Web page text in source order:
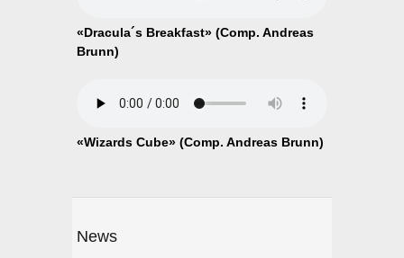
«Dracula´s Breakfast» (Comp. Andreas
Brunn)
«Wizards Cube» (Comp. Andreas Brunn)
News